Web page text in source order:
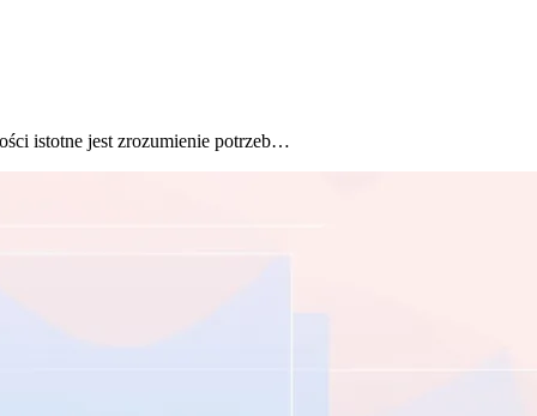
istotne jest zrozumienie potrzeb…